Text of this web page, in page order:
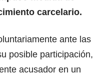
carcelario.
ante las
posible participación,
acusador en un